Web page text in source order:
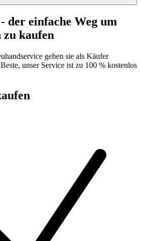
der einfache Weg um
zu kaufen
gehen sie als Käufer
unser Service ist zu 100 % kostenlos